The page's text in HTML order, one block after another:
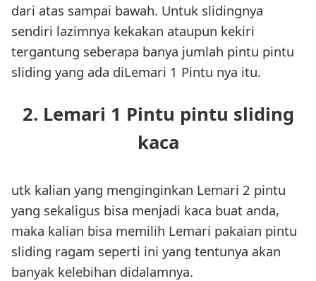
dari atas sampai bawah. Untuk slidingnya
sendiri lazimnya kekakan ataupun kekiri
tergantung seberapa banya jumlah pintu pintu
sliding yang ada diLemari 1 Pintu nya itu.
2. Lemari 1 Pintu pintu sliding
kaca
utk kalian yang menginginkan Lemari 2 pintu
yang sekaligus bisa menjadi kaca buat anda,
maka kalian bisa memilih Lemari pakaian pintu
sliding ragam seperti ini yang tentunya akan
banyak kelebihan didalamnya.